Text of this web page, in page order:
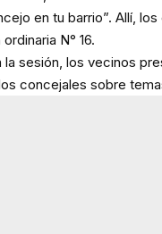
en tu barrio”. Allí,
N° 16.
la sesión, los vecinos
concejales sobre